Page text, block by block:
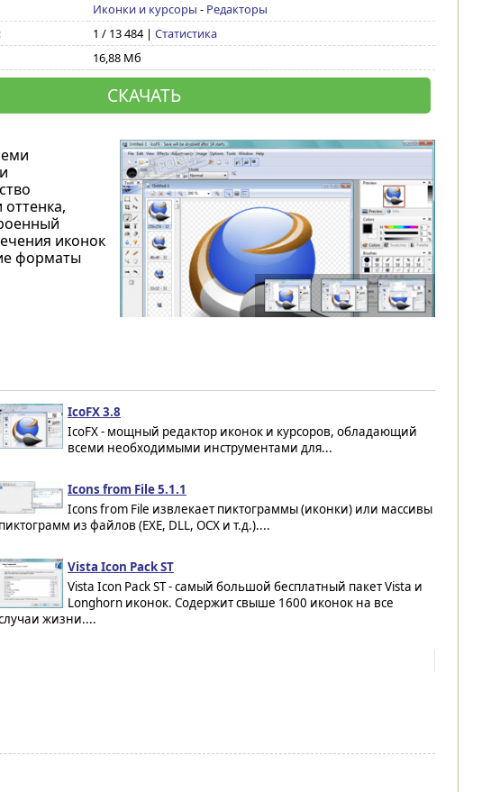
Иконки и курсоры - Редакторы
1 / 13 484 | Статистика
16,88 Мб
СКАЧАТЬ
иконок
форматы
IcoFX 3.8
IcoFX - мощный редактор иконок и курсоров, обладающий
всеми необходимыми инструментами для...
Icons from File 5.1.1
Icons from File извлекает пиктограммы (иконки) или массивы
пиктограмм из файлов (EXE, DLL, OCX и т.д.)....
Vista Icon Pack ST
Vista Icon Pack ST - самый большой бесплатный пакет Vista и
Longhorn иконок. Содержит свыше 1600 иконок на все
жизни....